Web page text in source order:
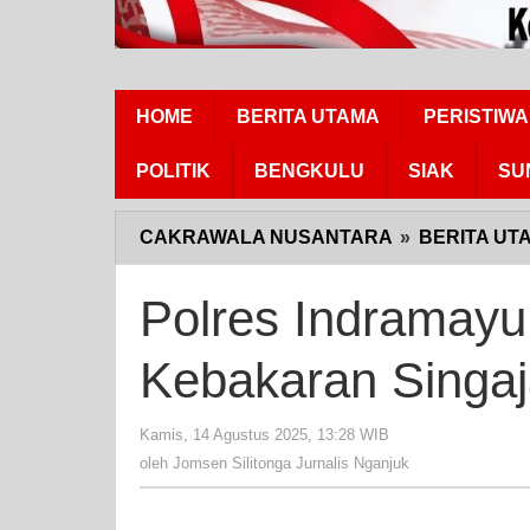
HOME BERITA UTAMA PERISTIWA
POLITIK BENGKULU SIAK
CAKRAWALA NUSANTARA » BERITA
Polres
Kebakaran
Kamis, 14 Agustus 2025, 13:28 WIB
Jomsen
oleh Jomsen Silitonga Jurnalis Nganjuk